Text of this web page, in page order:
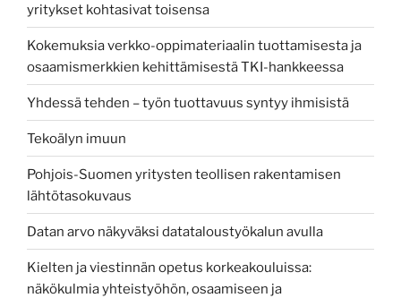
yritykset kohtasivat toisensa
Kokemuksia verkko-oppimateriaalin tuottamisesta ja
osaamismerkkien kehittämisestä TKI-hankkeessa
Yhdessä tehden – työn tuottavuus syntyy ihmisistä
Tekoälyn imuun
Pohjois-Suomen yritysten teollisen rakentamisen
lähtötasokuvaus
Datan arvo näkyväksi datataloustyökalun avulla
Kielten ja viestinnän opetus korkeakouluissa:
näkökulmia yhteistyöhön, osaamiseen ja